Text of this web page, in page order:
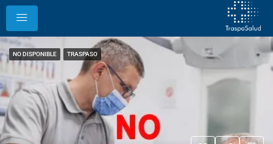
NO DISPONIBLE TRASPASO